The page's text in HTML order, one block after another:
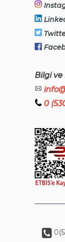
Bilgi ve
0